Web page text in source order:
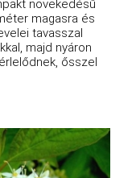
növekedésű
magasra és
tavasszal
majd nyáron
ősszel